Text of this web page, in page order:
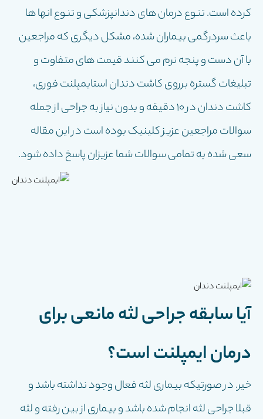
کرده است. تنوع درمان های دندانپزشکی و تنوع انها ها
باعث سردرگمی بیماران شده، مشکل دیگری که مراجعین
با آن دست و پنجه نرم می کنند قیمت های متفاوت و
تبلیغات گستره برروی کاشت دندان استایمپلنت فوری،
کاشت دندان در ۱۰ دقیقه و بدون نیاز به جراحی از جمله
سوالات مراجعین عزیز کلینیک بوده است در این مقاله
سعی شده به تمامی سوالات شما عزیزان پاسخ داده شود.
آیا سابقه جراحی لثه مانعی برای
درمان ایمپلنت است؟
خیر. در صورتیکه بیماری لثه فعال وجود نداشته باشد و
قبلا جراحی لثه انجام شده باشد و بیماری از بین رفته و لثه